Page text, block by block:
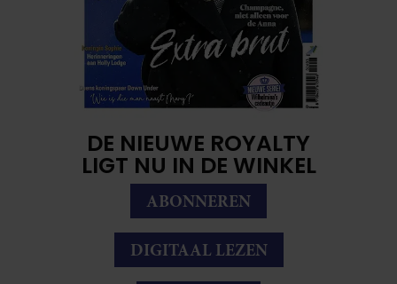
DE NIEUWE ROYALTY
LIGT NU IN DE WINKEL
ABONNEREN
DIGITAAL LEZEN